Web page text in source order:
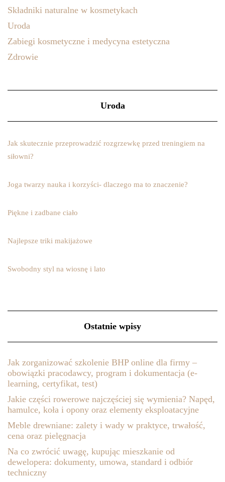
Składniki naturalne w kosmetykach
Uroda
Zabiegi kosmetyczne i medycyna estetyczna
Zdrowie
Uroda
Jak skutecznie przeprowadzić rozgrzewkę przed treningiem na
siłowni?
Joga twarzy nauka i korzyści- dlaczego ma to znaczenie?
Piękne i zadbane ciało
Najlepsze triki makijażowe
Swobodny styl na wiosnę i lato
Ostatnie wpisy
Jak zorganizować szkolenie BHP online dla firmy –
obowiązki pracodawcy, program i dokumentacja (e-
learning, certyfikat, test)
Jakie części rowerowe najczęściej się wymienia? Napęd,
hamulce, koła i opony oraz elementy eksploatacyjne
Meble drewniane: zalety i wady w praktyce, trwałość,
cena oraz pielęgnacja
Na co zwrócić uwagę, kupując mieszkanie od
dewelopera: dokumenty, umowa, standard i odbiór
techniczny